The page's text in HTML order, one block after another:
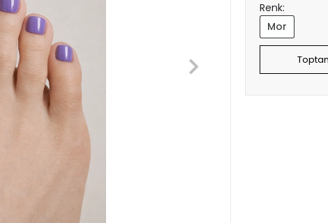
Renk:
Mor